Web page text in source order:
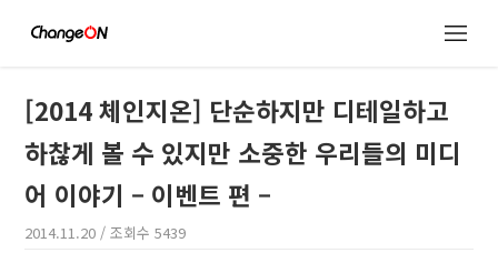
[2014 체인지온] 단순하지만 디테일하고
하찮게 볼 수 있지만 소중한 우리들의 미디
어 이야기 – 이벤트 편 –
2014.11.20 / 조회수5439